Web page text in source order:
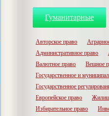
Гуманитарные
Авторское право
Административное право
Валютное право
Вещное
Государственное и
Государственное
Европейское право
Избирательное право